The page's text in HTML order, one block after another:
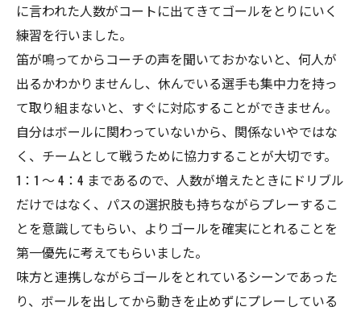
に言われた人数がコートに出てきてゴールをとりにいく
練習を行いました。
笛が鳴ってからコーチの声を聞いておかないと、何人が
出るかわかりませんし、休んでいる選手も集中力を持っ
て取り組まないと、すぐに対応することができません。
自分はボールに関わっていないから、関係ないやではな
く、チームとして戦うために協力することが大切です。
1：1 〜 4：4 まであるので、人数が増えたときにドリブル
だけではなく、パスの選択肢も持ちながらプレーするこ
とを意識してもらい、よりゴールを確実にとれることを
第一優先に考えてもらいました。
味方と連携しながらゴールをとれているシーンであった
り、ボールを出してから動きを止めずにプレーしている